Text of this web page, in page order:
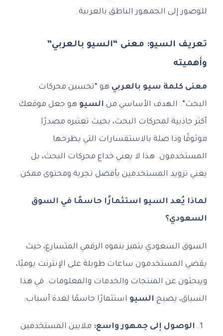
للوصور إلى الجمهور الناطق بالعربية.
تعريف السيو: معنى “السيو بالعربي”
وأهميته
معنى كلمة سيو بالعربي هو “تحسين محركات
البحث”. الهدف الأساسي من السيو هو جعل موقعك
أكثر جاذبية لمحركات البحث، بحيث تعتبره مصدرًا
موثوقًا وذا صلة بالاستفسارات التي يطرحها
المستخدمون. هذا لا يعني خداع محركات البحث، بل
يعني تزويد المستخدمين بأفضل تجربة ومحتوى ممكن.
لماذا يُعد السيو استثمارًا حاسمًا في السوق
السعودي؟
السوق السعودي يتميز بنموه الرقمي المتسارع، حيث
يقضي المستخدمون ساعات طويلة على الإنترنت يوميًا،
ويبحثون عن المنتجات والخدمات والمعلومات. في هذا
السياق، يصبح السيو استثمارًا حاسمًا لعدة أسباب:
الوصول إلى جمهور واسع: ملايين المستخدمين